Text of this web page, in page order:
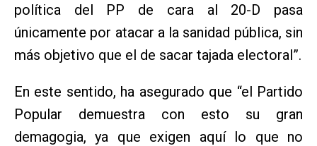
política del PP de cara al 20-D pasa
únicamente por atacar a la sanidad pública, sin
más objetivo que el de sacar tajada electoral”.
En este sentido, ha asegurado que “el Partido
Popular demuestra con esto su gran
demagogia, ya que exigen aquí lo que no